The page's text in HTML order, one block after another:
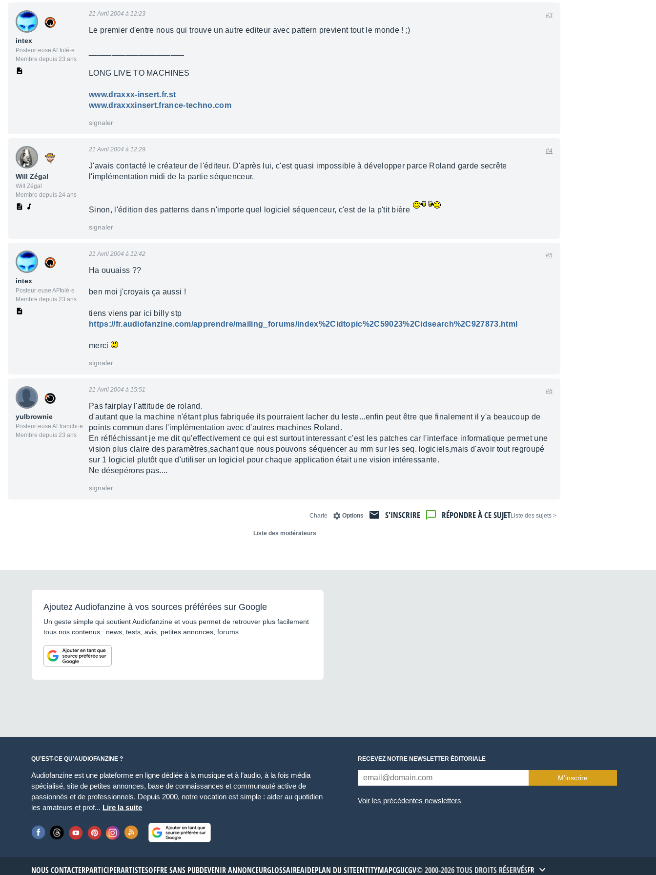
intex
Posteur·euse AFfolé·e
Membre depuis 23 ans
21 Avril 2004 à 12:23 #3
Le premier d'entre nous qui trouve un autre editeur avec pattern previent tout le monde ! ;)
LONG LIVE TO MACHINES
www.draxxx-insert.fr.st
www.draxxxinsert.france-techno.com
signaler
Will Zégal
Will Zégal
Membre depuis 24 ans
21 Avril 2004 à 12:29 #4
J'avais contacté le créateur de l'éditeur. D'après lui, c'est quasi impossible à développer parce Roland garde secrête
l'implémentation midi de la partie séquenceur.
Sinon, l'édition des patterns dans n'importe quel logiciel séquenceur, c'est de la p'tit bière
signaler
intex
Posteur·euse AFfolé·e
Membre depuis 23 ans
21 Avril 2004 à 12:42 #5
Ha ouuaiss ??
ben moi j'croyais ça aussi !
tiens viens par ici billy stp
https://fr.audiofanzine.com/apprendre/mailing_forums/index%2Cidtopic%2C59023%2Cidsearch%2C927873.html
merci
signaler
yulbrownie
Posteur·euse AFfranchi·e
Membre depuis 23 ans
21 Avril 2004 à 15:51 #6
Pas fairplay l'attitude de roland.
d'autant que la machine n'étant plus fabriquée ils pourraient lacher du leste...enfin peut être que finalement il y'a beaucoup de
points commun dans l'implémentation avec d'autres machines Roland.
En réfléchissant je me dit qu'effectivement ce qui est surtout interessant c'est les patches car l'interface informatique permet une
vision plus claire des paramètres,sachant que nous pouvons séquencer au mm sur les seq. logiciels,mais d'avoir tout regroupé
sur 1 logiciel plutôt que d'utiliser un logiciel pour chaque application était une vision intéressante.
Ne désepérons pas....
signaler
< Liste des sujets
RÉPONDRE À CE SUJET
S'INSCRIRE
Options
Charte
Liste des modérateurs
Ajoutez Audiofanzine à vos sources préférées sur Google
Un geste simple qui soutient Audiofanzine et vous permet de retrouver plus facilement
tous nos contenus : news, tests, avis, petites annonces, forums...
QU’EST-CE QU’AUDIOFANZINE ?
Audiofanzine est une plateforme en ligne dédiée à la musique et à l’audio, à la fois média
spécialisé, site de petites annonces, base de connaissances et communauté active de
passionnés et de professionnels. Depuis 2000, notre vocation est simple : aider au quotidien
les amateurs et prof... Lire la suite
RECEVEZ NOTRE NEWSLETTER ÉDITORIALE
M’inscrire
Voir les précédentes newsletters
NOUS CONTACTERPARTICIPERARTISTESOFFRE SANS PUBDEVENIR ANNONCEURGLOSSAIREAIDEPLAN DU SITEENTITYMAPCGUCGV© 2000-2026 TOUS DROITS RÉSERVÉSFR